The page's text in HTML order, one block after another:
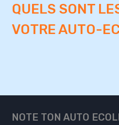
QUELS SONT
VOTRE AUTO-
NOTE TON AUTO